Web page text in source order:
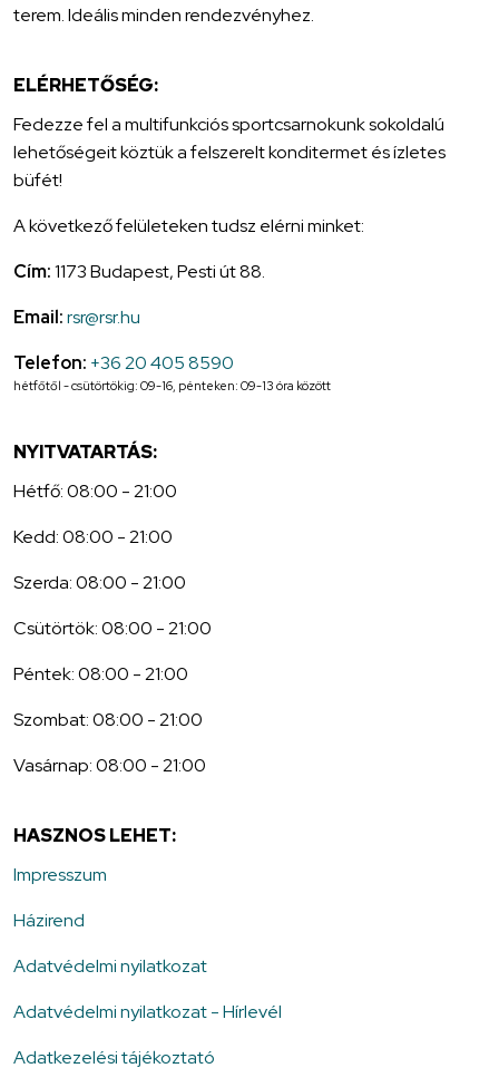
terem. Ideális minden rendezvényhez.
ELÉRHETŐSÉG:
Fedezze fel a multifunkciós sportcsarnokunk sokoldalú
lehetőségeit köztük a felszerelt konditermet és ízletes
büfét!
A következő felületeken tudsz elérni minket:
Cím:1173 Budapest, Pesti út 88.
Email:rsr@rsr.hu
Telefon: +36 20 405 8590
hétfőtől - csütörtökig: 09-16, pénteken: 09-13 óra között
NYITVATARTÁS:
Hétfő: 08:00 - 21:00
Kedd: 08:00 - 21:00
Szerda: 08:00 - 21:00
Csütörtök: 08:00 - 21:00
Péntek: 08:00 - 21:00
Szombat: 08:00 - 21:00
Vasárnap: 08:00 - 21:00
HASZNOS LEHET:
Impresszum
Házirend
Adatvédelmi nyilatkozat
Adatvédelmi nyilatkozat - Hírlevél
Adatkezelési tájékoztató